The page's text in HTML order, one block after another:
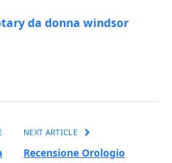
da donna windsor
NEXT ARTICLE
Recensione Orologio